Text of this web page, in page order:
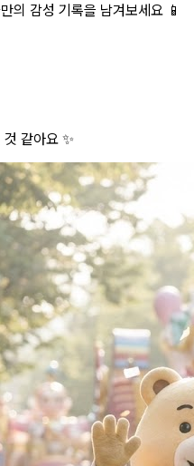
의 감성 기록을 남겨보세요 📱
같아요 ✨